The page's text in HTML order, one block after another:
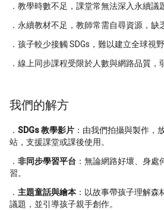
．教學時數不足，課堂常無法深入永續議
．永續教材不足，教師常需自尋資源，缺
．孩子較少接觸 SDGs，難以建立全球視野
．線上同步課程受限於人數與網路品質，
我們的解方
． SDGs 教學影片 ：由我們拍攝與製作，
站，支援課堂或課後使用。
． 非同步學習平台 ：無論網路好壞、身
習。
． 主題童話與繪本 ：以故事帶孩子理解
議題，並引導孩子親手創作。